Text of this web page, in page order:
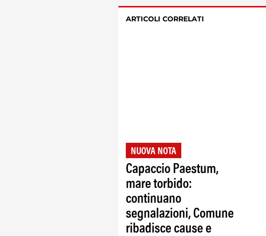
ARTICOLI CORRELATI
NUOVA NOTA
Capaccio Paestum,
mare torbido:
continuano
segnalazioni, Comune
ribadisce cause e